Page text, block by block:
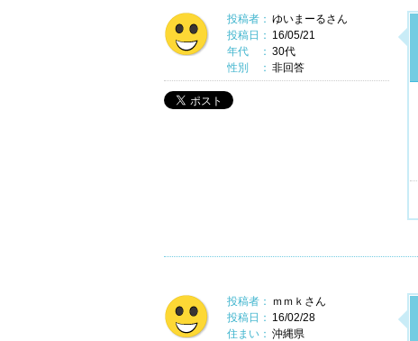
投稿者： ゆいまーるさん
投稿日： 16/05/21
年代 ： 30代
性別 ： 非回答
投稿者： ｍｍｋさん
投稿日： 16/02/28
住まい： 沖縄県